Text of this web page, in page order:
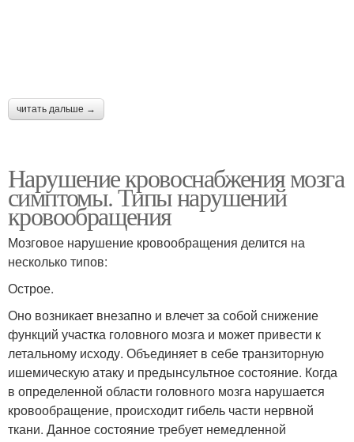
читать дальше →
Нарушение кровоснабжения мозга
симптомы. Типы нарушений
кровообращения
Мозговое нарушение кровообращения делится на
несколько типов:
Острое.
Оно возникает внезапно и влечет за собой снижение
функций участка головного мозга и может привести к
летальному исходу. Объединяет в себе транзиторную
ишемическую атаку и предынсультное состояние. Когда
в определенной области головного мозга нарушается
кровообращение, происходит гибель части нервной
ткани. Данное состояние требует немедленной